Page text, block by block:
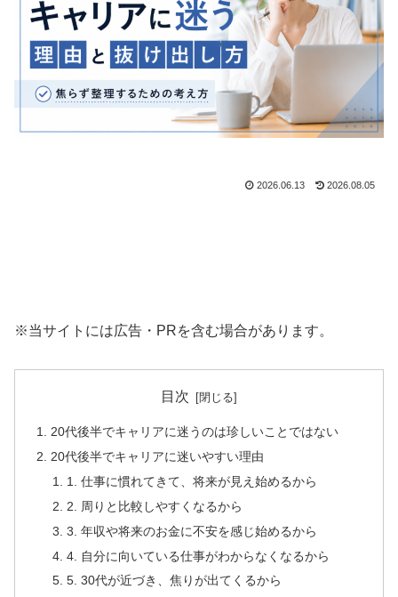
2026.06.13 2026.08.05
※当サイトには広告・PRを含む場合があります。
目次
20代後半でキャリアに迷うのは珍しいことではない
20代後半でキャリアに迷いやすい理由
1. 仕事に慣れてきて、将来が見え始めるから
2. 周りと比較しやすくなるから
3. 年収や将来のお金に不安を感じ始めるから
4. 自分に向いている仕事がわからなくなるから
5. 30代が近づき、焦りが出てくるから